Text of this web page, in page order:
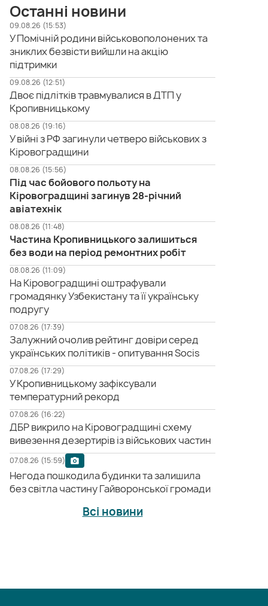
Останні новини
09.08.26 (15:53)
У Помічній родини військовополонених та
зниклих безвісти вийшли на акцію
підтримки
09.08.26 (12:51)
Двоє підлітків травмувалися в ДТП у
Кропивницькому
08.08.26 (19:16)
У війні з РФ загинули четверо військових з
Кіровоградщини
08.08.26 (15:56)
Під час бойового польоту на
Кіровоградщині загинув 28-річний
авіатехнік
08.08.26 (11:48)
Частина Кропивницького залишиться
без води на період ремонтних робіт
08.08.26 (11:09)
На Кіровоградщині оштрафували
громадянку Узбекистану та її українську
подругу
07.08.26 (17:39)
Залужний очолив рейтинг довіри серед
українських політиків - опитування Socis
07.08.26 (17:29)
У Кропивницькому зафіксували
температурний рекорд
07.08.26 (16:22)
ДБР викрило на Кіровоградщині схему
вивезення дезертирів із військових частин
07.08.26 (15:59)
Негода пошкодила будинки та залишила
без світла частину Гайворонської громади
Всі новини